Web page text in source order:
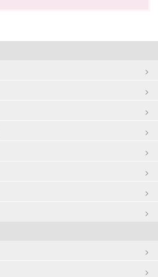
自治体届出済ベビーシッター